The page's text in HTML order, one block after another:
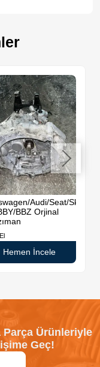
Audi/Seat/Skoda
BBZ Orjinal
Hemen İncele
Parça Ürünleriyle
Geç!